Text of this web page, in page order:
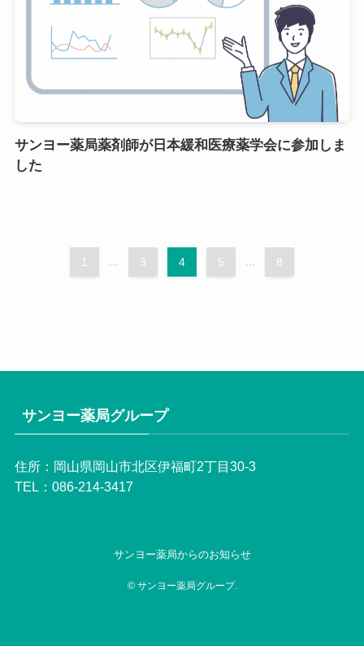
サンヨー薬局薬剤師が日本緩和医療薬学会に参加しま
した
1 ... 3 4 5 ... 8
サンヨー薬局グループ
住所：岡山県岡山市北区伊福町2丁目30-3
TEL：086-214-3417
サンヨー薬局からのお知らせ
©サンヨー薬局グループ.